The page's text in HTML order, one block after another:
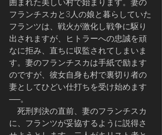
フランチスカと3人の娘と暮らしていた
フランツは、戦火が激化し戦争に駆り
出されますが、ヒトラーへの忠誠を頑
なに拒み、直ちに収監されてしまいま
す。妻のフランチスカは手紙で励ます
のですが、彼女自身も村で裏切り者の
妻としてひどい仕打ちを受け始めます
──。
死刑判決の直前、妻のフランチスカ
に、フランツが妥協するように説得さ